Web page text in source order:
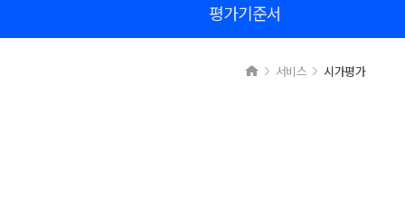
교육 동영
평가기준서
서비스 시가평가